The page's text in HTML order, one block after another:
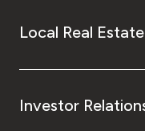
Local Real
Investor